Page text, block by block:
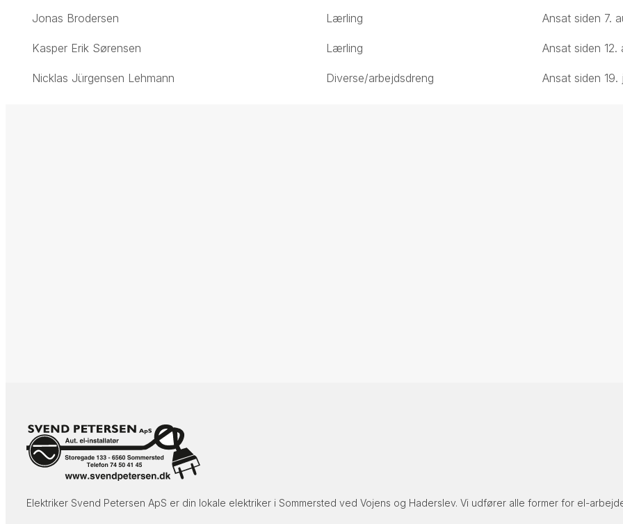
Jonas Brodersen Lærling Ansat siden 7.
Kasper Erik Sørensen Lærling Ansat siden
Nicklas Jürgensen Lehmann Diverse/arbejdsdreng Ansat siden
Elektriker Svend Petersen ApS​ er din lokale elektriker i Sommersted ved Vojens og Haderslev. Vi udfører alle former for el-